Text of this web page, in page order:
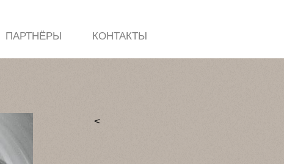
ПАРТНЁРЫ КОНТАКТЫ
<